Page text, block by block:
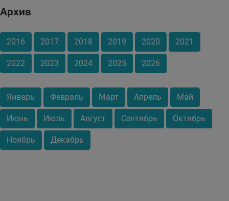
Архив
2016 2017 2018 2019 2020 2021
2022 2023 2024 2025 2026
Январь Февраль Март Апрель Май
Июнь Июль Август Сентябрь Октябрь
Ноябрь Декабрь